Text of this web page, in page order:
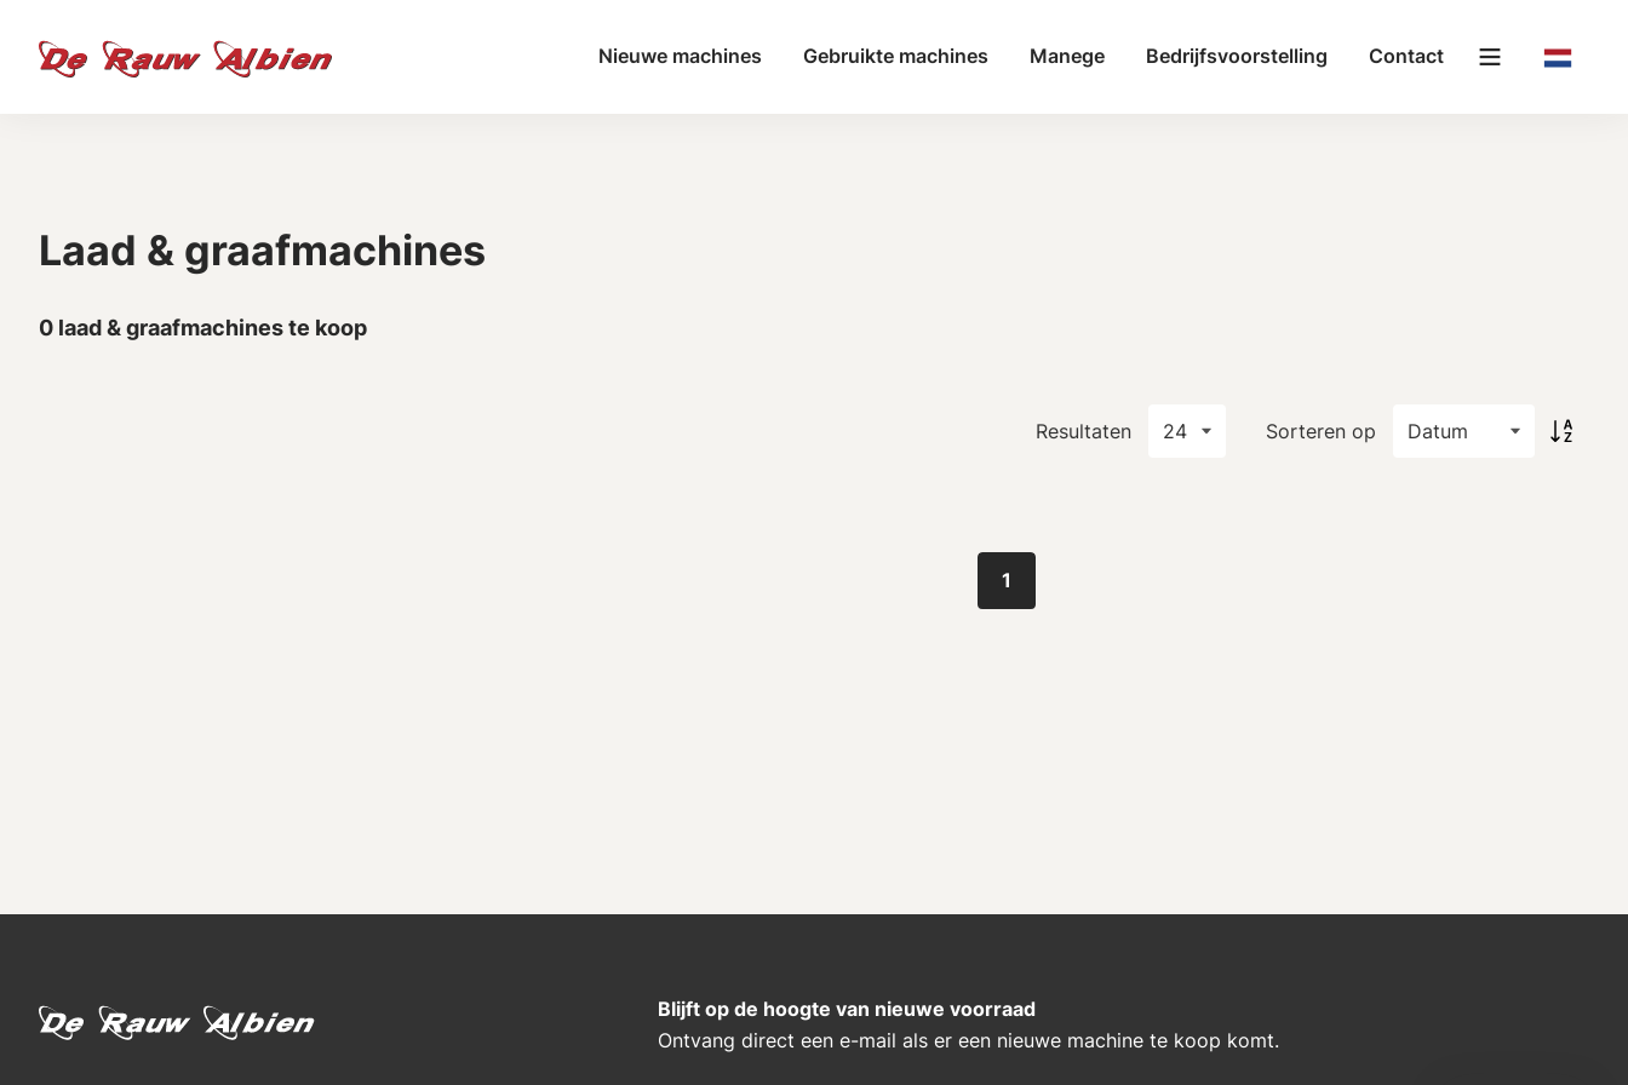
Nieuwe machines Gebruikte machines Manege Bedrijfsvoorstelling Contact
Laad & graafmachines
0 laad & graafmachines te koop
Resultaten Sorteren op
1
Blijft op de hoogte van nieuwe voorraad
Ontvang direct een e-mail als er een nieuwe machine te koop komt.